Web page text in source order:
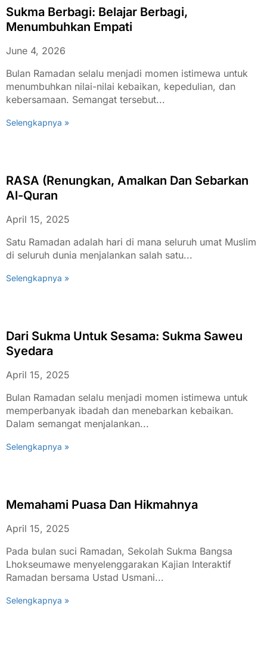
Sukma Berbagi: Belajar Berbagi,
Menumbuhkan Empati
June 4, 2026
Bulan Ramadan selalu menjadi momen istimewa untuk
menumbuhkan nilai-nilai kebaikan, kepedulian, dan
kebersamaan. Semangat tersebut...
Selengkapnya »
RASA (Renungkan, Amalkan Dan Sebarkan
Al-Quran
April 15, 2025
Satu Ramadan adalah hari di mana seluruh umat Muslim
di seluruh dunia menjalankan salah satu...
Selengkapnya »
Dari Sukma Untuk Sesama: Sukma Saweu
Syedara
April 15, 2025
Bulan Ramadan selalu menjadi momen istimewa untuk
memperbanyak ibadah dan menebarkan kebaikan.
Dalam semangat menjalankan...
Selengkapnya »
Memahami Puasa Dan Hikmahnya
April 15, 2025
Pada bulan suci Ramadan, Sekolah Sukma Bangsa
Lhokseumawe menyelenggarakan Kajian Interaktif
Ramadan bersama Ustad Usmani...
Selengkapnya »